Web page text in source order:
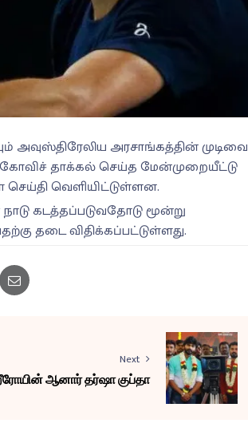
அவுஸ்திரேலிய அரசாங்கத்தின் முடிவை
தாக்கல் செய்த மேன்முறையீட்டு
வெளியிட்டுள்ளன.
கடத்தப்படுவதோடு மூன்று
தடை விதிக்கப்பட்டுள்ளது.
Next
ஆனார் தர்ஷா குப்தா